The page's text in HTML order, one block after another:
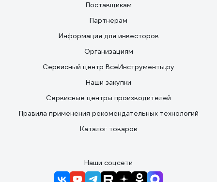
Поставщикам
Партнерам
Информация для инвесторов
Организациям
Сервисный центр ВсеИнструменты.ру
Наши закупки
Сервисные центры производителей
Правила применения рекомендательных технологий
Каталог товаров
Наши соцсети